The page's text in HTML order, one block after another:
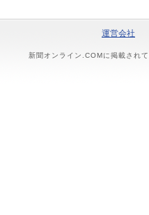
運営会社
新聞オンライン.COMに掲載され